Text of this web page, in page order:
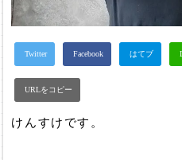
けんすけです。